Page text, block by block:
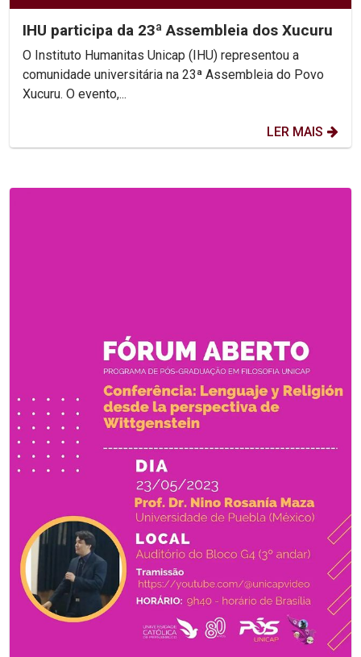
IHU participa da 23ª Assembleia dos Xucuru
O Instituto Humanitas Unicap (IHU) representou a
comunidade universitária na 23ª Assembleia do Povo
Xucuru. O evento,...
LER MAIS